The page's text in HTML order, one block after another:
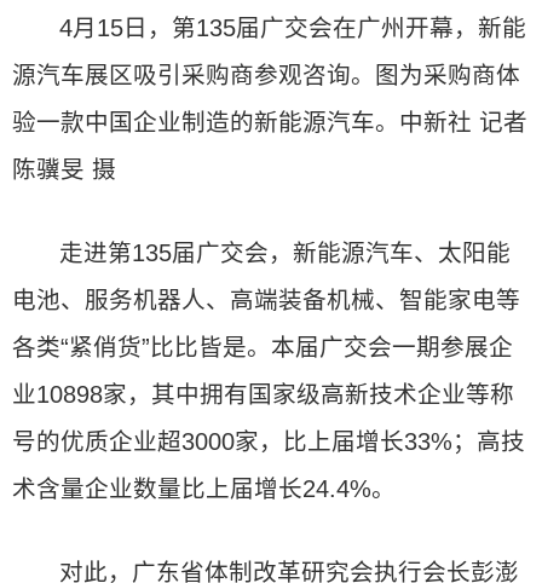
4月15日，第135届广交会在广州开幕，新能
源汽车展区吸引采购商参观咨询。图为采购商体
验一款中国企业制造的新能源汽车。中新社 记者
陈骥旻 摄
走进第135届广交会，新能源汽车、太阳能
电池、服务机器人、高端装备机械、智能家电等
各类“紧俏货”比比皆是。本届广交会一期参展企
业10898家，其中拥有国家级高新技术企业等称
号的优质企业超3000家，比上届增长33%；高技
术含量企业数量比上届增长24.4%。
对此，广东省体制改革研究会执行会长彭澎